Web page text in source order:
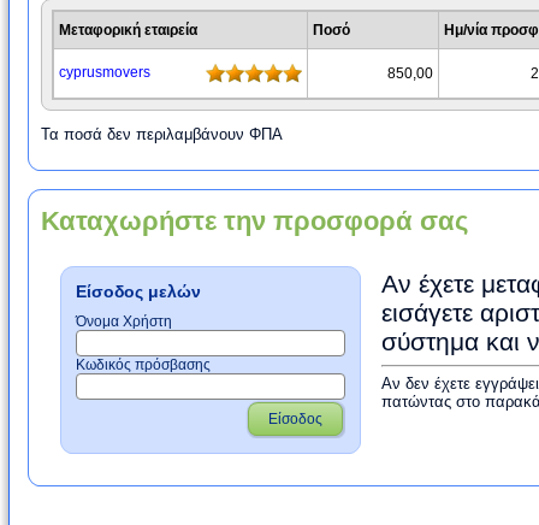
Μεταφορική εταιρεία Ποσό Ημ/νία
cyprusmovers 850,00
Τα ποσά δεν περιλαμβάνουν ΦΠΑ
Καταχωρήστε την προσφορά σας
Είσοδος μελών
Όνομα Χρήστη
Κωδικός πρόσβασης
Είσοδος
Αν έχετε
εισάγετε
σύστημα και
Αν δεν έχετε
πατώντας στο